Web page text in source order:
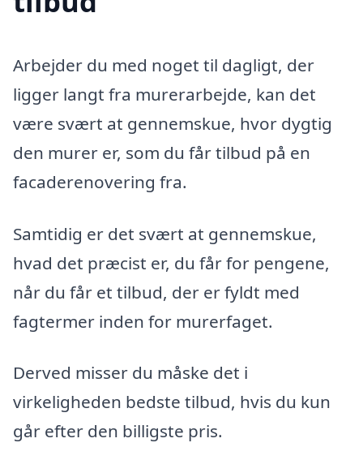
Arbejder du med noget til dagligt, der
ligger langt fra murerarbejde, kan det
være svært at gennemskue, hvor dygtig
den murer er, som du får tilbud på en
facaderenovering fra.
Samtidig er det svært at gennemskue,
hvad det præcist er, du får for pengene,
når du får et tilbud, der er fyldt med
fagtermer inden for murerfaget.
Derved misser du måske det i
virkeligheden bedste tilbud, hvis du kun
går efter den billigste pris.